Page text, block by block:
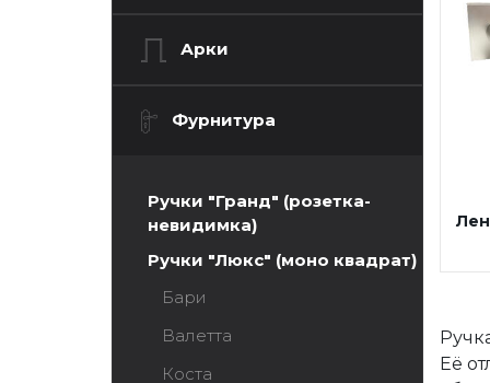
Арки
Фурнитура
Ручки "Гранд" (розетка-
невидимка)
Ручки "Люкс" (моно квадрат)
Бари
Валетта
Коста
Её